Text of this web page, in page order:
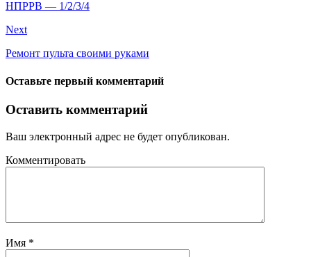
НПРРВ — 1/2/3/4
Next
Ремонт пульта своими руками
Оставьте первый комментарий
Оставить комментарий
Ваш электронный адрес не будет опубликован.
Комментировать
Имя *